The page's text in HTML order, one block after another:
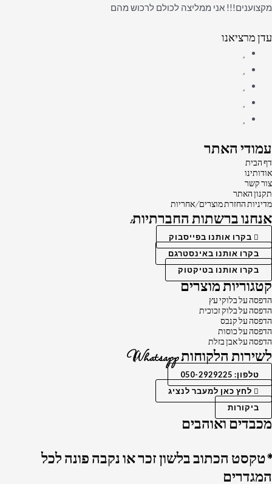
מקצוענים!!! אני ממליצה לכולם לרכוש מהם
עדן מרציאנו
עמודי האתר
דף הבית
אודותינו
צור קשר
תקנון האתר
מדיניות החזרת מוצרים/אחריות
אנחנו ברשתות החברתיות:
בקרו אותנו בפייסבוק
בקרו אותנו באינסטרגם
בקרו אותנו בטיקטוק
קטגוריות מוצרים
הדפסה על בלוקי עץ
הדפסה על בלוק זכוכית
הדפסה על קנבס
הדפסה על כוסות
הדפסה על אבן בזלת
לשירות הלקוחות Whatsapp
טלפון: 050-2929225
לחץ כאן למעבר לנציג
ביקורות
מכבדים ואוהבים
*טקסט הכתוב בלשון זכר או נקבה פונה לכל
המגדרים